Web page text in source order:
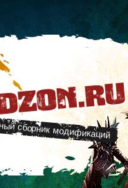
сборник модификаций